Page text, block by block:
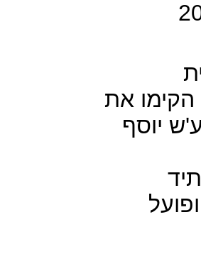
הקימו את
יוסף